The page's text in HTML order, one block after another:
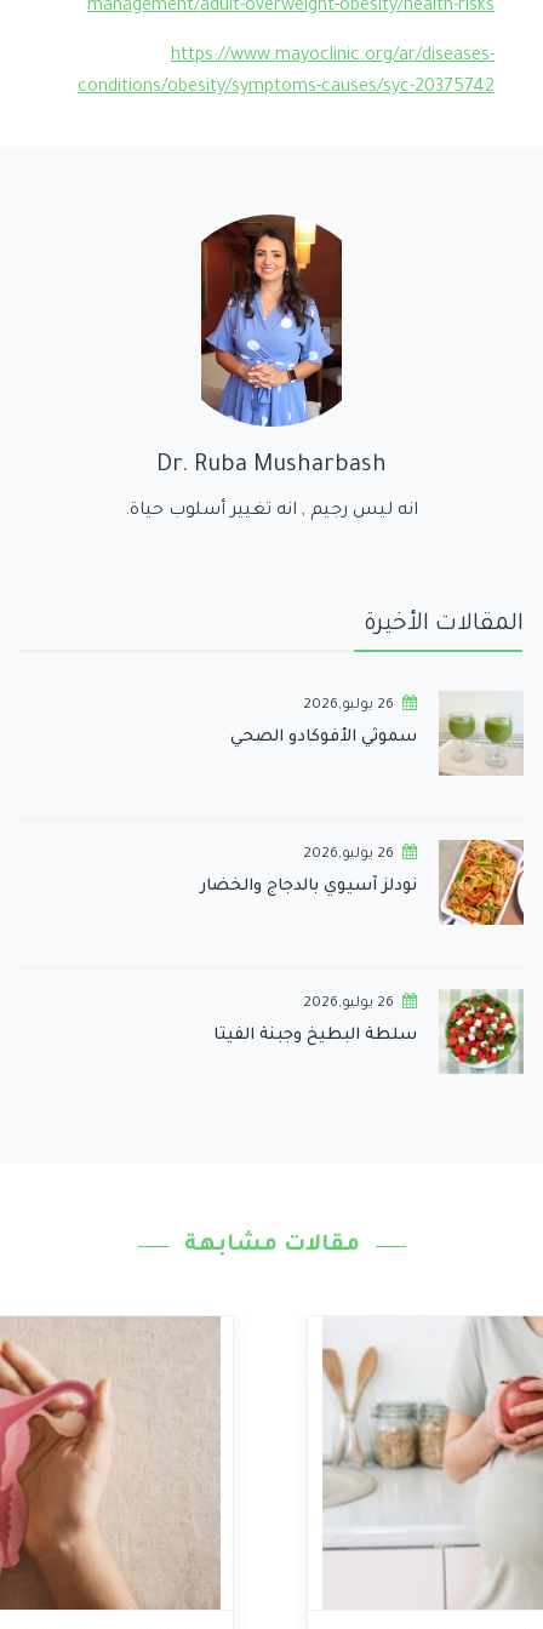
management/adult-overweight-obesity/health-risks
https://www.mayoclinic.org/ar/diseases-
conditions/obesity/symptoms-causes/syc-20375742
Dr. Ruba Musharbash
انه ليس رجيم , انه تغيير أسلوب حياة.
المقالات الأخيرة
26 يوليو,2026
سموثي الأفوكادو الصحي
26 يوليو,2026
نودلز آسيوي بالدجاج والخضار
26 يوليو,2026
سلطة البطيخ وجبنة الفيتا
مقالات مشابهة